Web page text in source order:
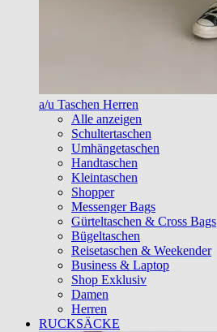
a/u Taschen Herren
Alle anzeigen
Schultertaschen
Umhängetaschen
Handtaschen
Kleintaschen
Shopper
Messenger Bags
Gürteltaschen & Cross Bags
Bügeltaschen
Reisetaschen & Weekender
Business & Laptop
Shop Exklusiv
Damen
Herren
RUCKSÄCKE